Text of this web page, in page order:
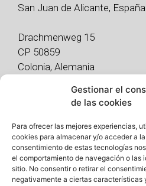
Gestionar el
de las cookies
Para ofrecer las mejores experiencias,
cookies para almacenar y/o acceder a
consentimiento de estas tecnologías
el comportamiento de navegación o las
sitio. No consentir o retirar el
negativamente a ciertas características
San Juan de Alicante, España
Drachmenweg 15
CP 50859
Nuestros Servicios
SEO para Amazon
Publicidad en Amazon
Consultoría Amazon 1:1
Diseño Gráfico para Amazon